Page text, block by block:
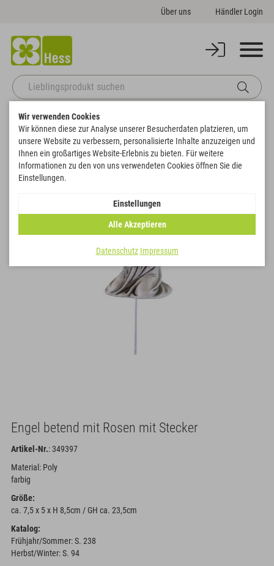
Über uns Händler Login
Startseite Themenwelten
Engel betend mit Rosen mit Stecker
Zurück zur Artikelübersicht
Engel betend mit Rosen mit Stecker
Artikel-Nr.: 349397
Material: Poly
farbig
Größe:
ca. 7,5 x 5 x H 8,5cm / GH ca. 23,5cm
Katalog:
Frühjahr/Sommer: S. 238
Herbst/Winter: S. 94
Wir verwenden Cookies
Wir können diese zur Analyse unserer Besucherdaten platzieren, um
unsere Website zu verbessern, personalisierte Inhalte anzuzeigen und
Ihnen ein großartiges Website-Erlebnis zu bieten. Für weitere
Informationen zu den von uns verwendeten Cookies öffnen Sie die
Einstellungen.
Einstellungen
Alle Akzeptieren
Datenschutz Impressum